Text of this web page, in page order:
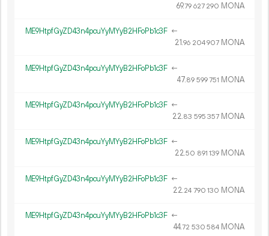
69.79 627 290 MONA
ME9HtpfGyZD43n4pcuYyMYyB2HFoPb1c3F ←
21.96 204907 MONA
ME9HtpfGyZD43n4pcuYyMYyB2HFoPb1c3F ←
47.89 599751 MONA
ME9HtpfGyZD43n4pcuYyMYyB2HFoPb1c3F ←
22.83 595 357 MONA
ME9HtpfGyZD43n4pcuYyMYyB2HFoPb1c3F ←
22.50 891 139 MONA
ME9HtpfGyZD43n4pcuYyMYyB2HFoPb1c3F ←
22.24 790 130 MONA
ME9HtpfGyZD43n4pcuYyMYyB2HFoPb1c3F ←
44.72 530 584 MONA